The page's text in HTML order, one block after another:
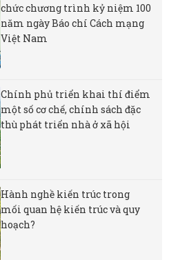
chức chương trình kỷ niệm 100
năm ngày Báo chí Cách mạng
Việt Nam
Chính phủ triển khai thí điểm
một số cơ chế, chính sách đặc
thù phát triển nhà ở xã hội
Hành nghề kiến trúc trong
mối quan hệ kiến trúc và quy
hoạch?